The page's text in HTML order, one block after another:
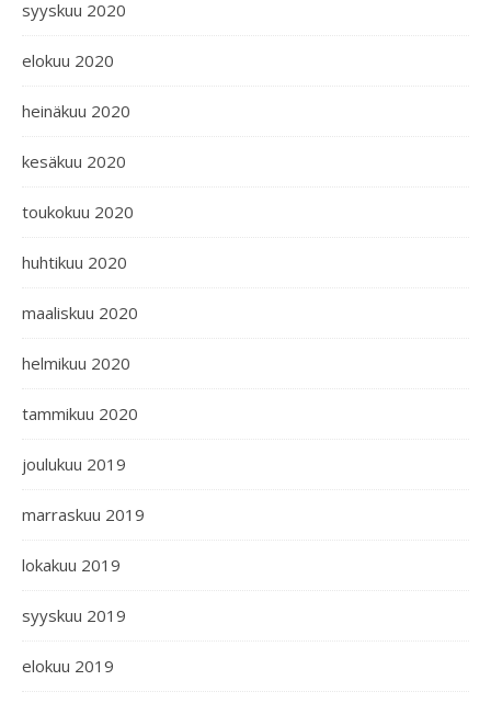
syyskuu 2020
elokuu 2020
heinäkuu 2020
kesäkuu 2020
toukokuu 2020
huhtikuu 2020
maaliskuu 2020
helmikuu 2020
tammikuu 2020
joulukuu 2019
marraskuu 2019
lokakuu 2019
syyskuu 2019
elokuu 2019